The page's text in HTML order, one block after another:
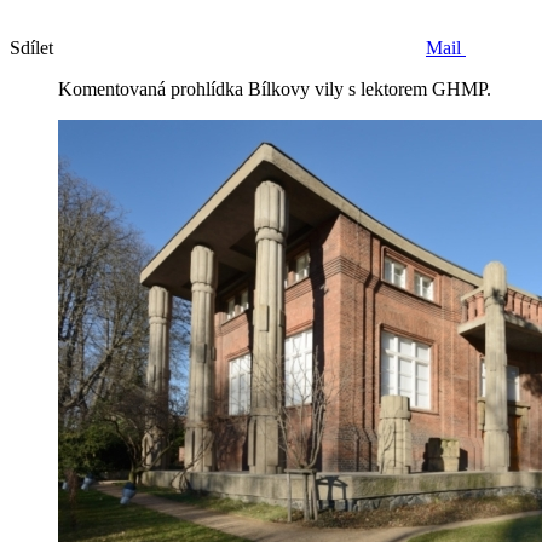
Sdílet
Mail
Komentovaná prohlídka Bílkovy vily s lektorem GHMP.